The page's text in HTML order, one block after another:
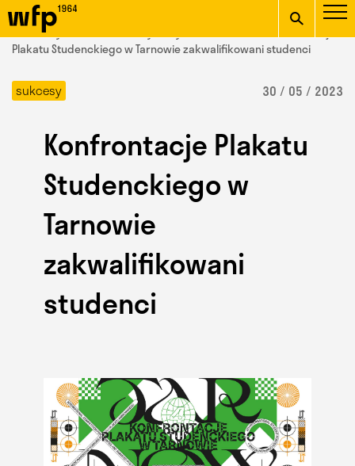
Oficjalna witryna
Wydziału Form
Przemysłowych ASP w
Krakowie
wpisz szukaną frazę
/ Wydział Form Przemysłowych /
Plakatu Studenckiego w Tarnowie zakwalifikowani studenci
sukcesy 30 / 05 / 2023
Konfrontacje Plakatu
Studenckiego w
Tarnowie
zakwalifikowani
studenci